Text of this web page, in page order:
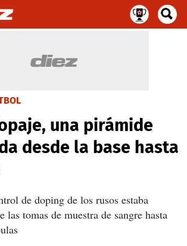
una pirámide
desde la base hasta
de doping de los rusos estaba
las tomas de muestra de sangre hasta